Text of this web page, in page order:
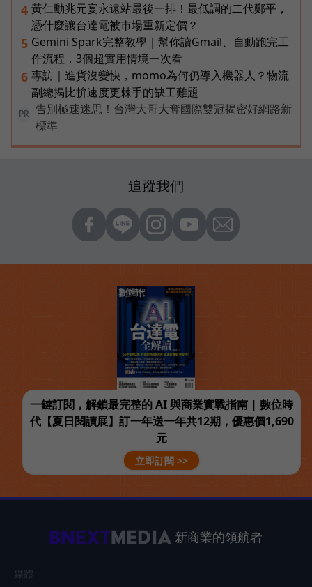
4 黃仁勳兆元宴永遠站最後一排！最低調的二代鄭平，
憑什麼讓台達電被市場重新定價？
5 Gemini Spark完整教學｜幫你讀Gmail、自動跑完工
作流程，3個超實用情境一次看
6 專訪｜進貨沒變快，momo為何仍導入機器人？物流
副總揭比拚速度更棘手的缺工難題
PR
告別極速迷思！台灣大哥大奪國際雙冠揭密好網路新
標準
追蹤我們
一鍵訂閱，解鎖最完整的 AI 與商業實戰指南 | 數位時
代【夏日閱讀展】訂一年送一年共12期，優惠價1,690
元
立即訂閱 >>
新商業的領航者
媒體